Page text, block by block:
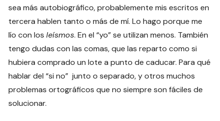
sea más autobiográfico, probablemente mis escritos en
tercera hablen tanto o más de mí. Lo hago porque me
lío con losleísmos. En el “yo” se utilizan menos. También
tengo dudas con las comas, que las reparto como si
hubiera comprado un lote a punto de caducar. Para qué
hablar del “si no” junto o separado, y otros muchos
problemas ortográficos que no siempre son fáciles de
solucionar.